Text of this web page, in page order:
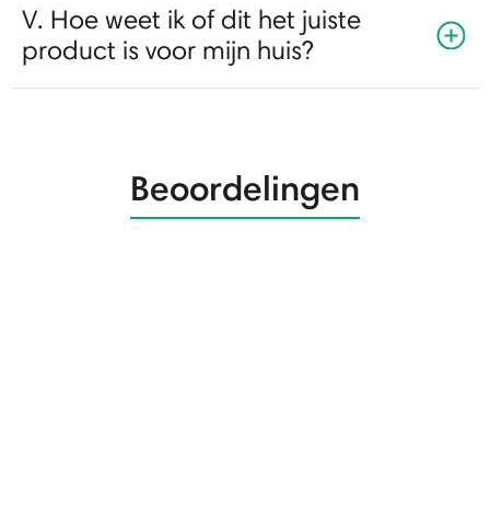
V. Hoe weet ik of dit het juiste
product is voor mijn huis?
Beoordelingen